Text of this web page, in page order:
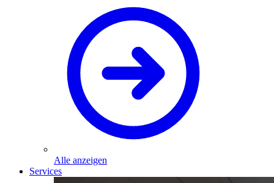
Alle anzeigen
Services